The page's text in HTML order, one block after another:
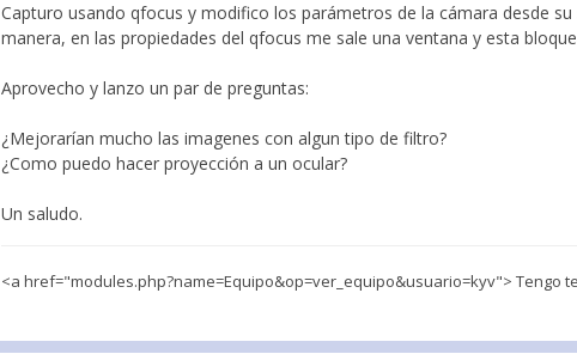
Capturo usando qfocus y modifico los parámetros de la cámara desde
manera, en las propiedades del qfocus me sale una ventana y esta
Aprovecho y lanzo un par de preguntas:
¿Mejorarían mucho las imagenes con algun tipo de filtro?
¿Como puedo hacer proyección a un ocular?
Un saludo.
<a href="modules.php?name=Equipo&op=ver_equipo&usuario=kyv"> Tengo